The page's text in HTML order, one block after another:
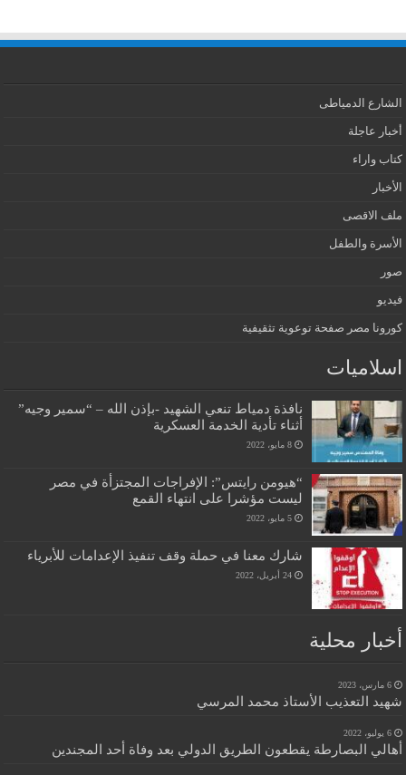
الشارع الدمياطى
أخبار عاجلة
كتاب واراء
الأخبار
ملف الاقصى
الأسرة والطفل
صور
فيديو
كورونا مصر صفحة توعوية تثقيفية
اسلاميات
نافذة دمياط تنعي الشهيد -بإذن الله – “سمير وجيه”
أثناء تأدية الخدمة العسكرية
8 مايو، 2022
“هيومن رايتس”: الإفراجات المجتزأة في مصر
ليست مؤشرا على انتهاء القمع
5 مايو، 2022
شارك معنا في حملة وقف تنفيذ الإعدامات للأبرياء
24 أبريل، 2022
أخبار محلية
6 مارس، 2023
شهيد التعذيب الأستاذ محمد المرسي
6 يوليو، 2022
أهالي البصارطة يقطعون الطريق الدولي بعد وفاة أحد المجندين